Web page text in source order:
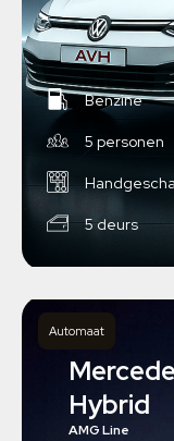
Benzine
5 personen
5 deurs
Automaat
Hybrid
AMG Line